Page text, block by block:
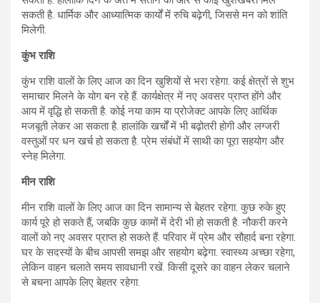
सकती है. धार्मिक और आध्यात्मिक कार्यों में रुचि बढ़ेगी, जिससे मन को शांति
मिलेगी.
कुंभ राशि
कुंभ राशि वालों के लिए आज का दिन खुशियों से भरा रहेगा. कई क्षेत्रों से शुभ
समाचार मिलने के योग बन रहे हैं. कार्यक्षेत्र में नए अवसर प्राप्त होंगे और
आय में वृद्धि हो सकती है. कोई नया काम या प्रोजेक्ट आपके लिए आर्थिक
मजबूती लेकर आ सकता है. हालांकि खर्चों में भी बढ़ोतरी होगी और लग्जरी
वस्तुओं पर धन खर्च हो सकता है. प्रेम संबंधों में साथी का पूरा सहयोग और
स्नेह मिलेगा.
मीन राशि
मीन राशि वालों के लिए आज का दिन सामान्य से बेहतर रहेगा. कुछ रुके हुए
कार्य पूरे हो सकते हैं, जबकि कुछ कामों में देरी भी हो सकती है. नौकरी करने
वालों को नए अवसर प्राप्त हो सकते हैं. परिवार में प्रेम और सौहार्द बना रहेगा.
घर के सदस्यों के बीच आपसी समझ और सहयोग बढ़ेगा. स्वास्थ्य अच्छा रहेगा,
लेकिन वाहन चलाते समय सावधानी रखें. किसी दूसरे का वाहन लेकर चलाने
से बचना आपके लिए बेहतर रहेगा.